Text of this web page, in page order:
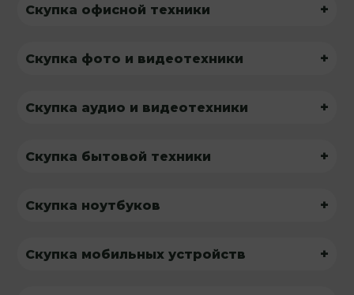
Скупка офисной техники +
Скупка фото и видеотехники +
Скупка аудио и видеотехники +
Скупка бытовой техники +
Скупка ноутбуков +
Скупка мобильных устройств +